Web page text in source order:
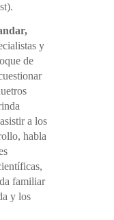
y
de
a los
habla
familiar
y los